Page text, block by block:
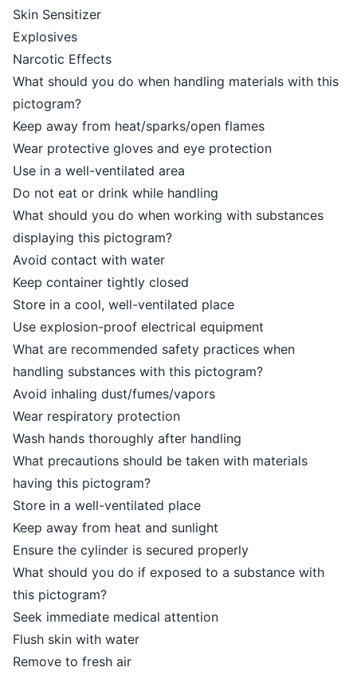
Skin Sensitizer
Explosives
Narcotic Effects
What should you do when handling materials with this
pictogram?
Keep away from heat/sparks/open flames
Wear protective gloves and eye protection
Use in a well-ventilated area
Do not eat or drink while handling
What should you do when working with substances
displaying this pictogram?
Avoid contact with water
Keep container tightly closed
Store in a cool, well-ventilated place
Use explosion-proof electrical equipment
What are recommended safety practices when
handling substances with this pictogram?
Avoid inhaling dust/fumes/vapors
Wear respiratory protection
Wash hands thoroughly after handling
What precautions should be taken with materials
having this pictogram?
Store in a well-ventilated place
Keep away from heat and sunlight
Ensure the cylinder is secured properly
What should you do if exposed to a substance with
this pictogram?
Seek immediate medical attention
Flush skin with water
Remove to fresh air